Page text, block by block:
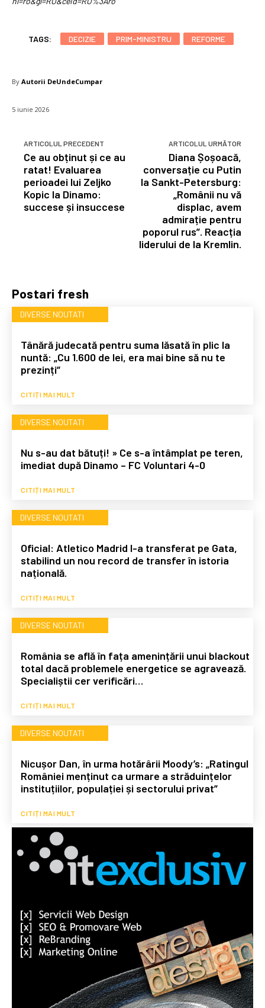
Postari fresh
DIVERSE NOUTATI
Tânără judecată pentru suma lăsată în plic la
nuntă: „Cu 1.600 de lei, era mai bine să nu te
prezinți”
CITIȚI MAI MULT
DIVERSE NOUTATI
Nu s-au dat bătuți! » Ce s-a întâmplat pe teren,
imediat după Dinamo – FC Voluntari 4-0
CITIȚI MAI MULT
DIVERSE NOUTATI
Oficial: Atletico Madrid l-a transferat pe Gata,
stabilind un nou record de transfer în istoria
națională.
CITIȚI MAI MULT
DIVERSE NOUTATI
România se află în fața amenințării unui blackout
total dacă problemele energetice se agravează.
Specialiștii cer verificări…
CITIȚI MAI MULT
DIVERSE NOUTATI
Nicușor Dan, în urma hotărârii Moody’s: „Ratingul
României menținut ca urmare a străduințelor
instituțiilor, populației și sectorului privat”
CITIȚI MAI MULT
TAGS: DECIZIE PRIM-MINISTRU REFORME
By Autorii DeUndeCumpar
5 iunie 2026
ARTICOLUL PRECEDENT
Ce au obținut și ce au
ratat! Evaluarea
perioadei lui Zeljko
Kopic la Dinamo:
succese și insuccese
ARTICOLUL URMĂTOR
Diana Șoșoacă,
conversație cu Putin
la Sankt-Petersburg:
„Românii nu vă
displac, avem
admirație pentru
poporul rus”. Reacția
liderului de la Kremlin.